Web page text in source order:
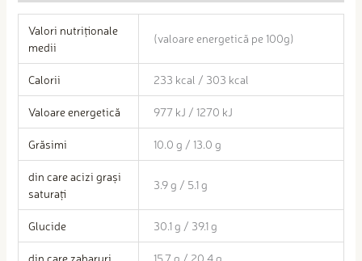
Valori nutriționale
medii
(valoare energetică pe 100g)
Calorii 233 kcal / 303 kcal
Valoare energetică 977 kJ / 1270 kJ
Grăsimi 10.0 g / 13.0 g
din care acizi grași
saturați
3.9 g / 5.1 g
Glucide 30.1 g / 39.1 g
din care zaharuri 15.7 g / 20.4 g